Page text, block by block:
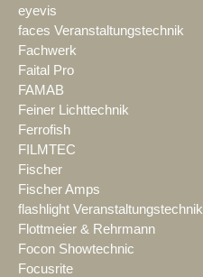
eyevis
faces Veranstaltungstechnik
Fachwerk
Faital Pro
FAMAB
Feiner Lichttechnik
Ferrofish
FILMTEC
Fischer
Fischer Amps
flashlight Veranstaltungstechnik
Flottmeier & Rehrmann
Focon Showtechnic
Focusrite